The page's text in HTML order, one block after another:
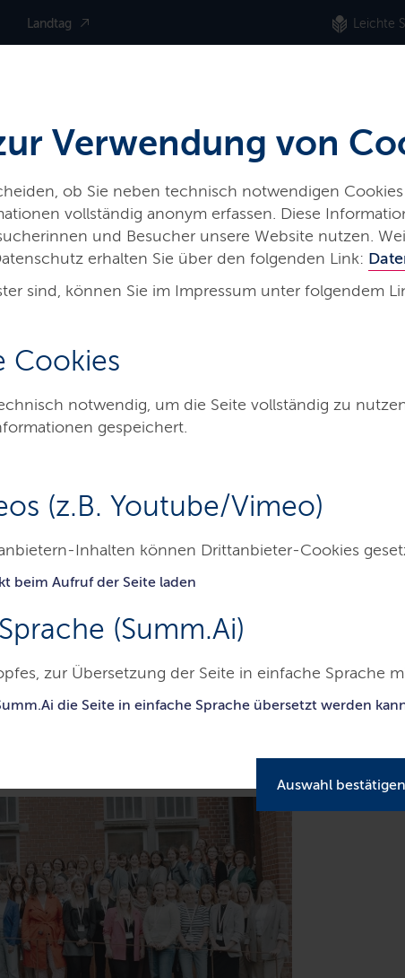
Verwendung von
ob Sie neben technisch notwendigen Cookies
vollständig anonym erfassen. Diese
und Besucher unsere Website nutzen.
erhalten Sie über den folgenden Link:
sind, können Sie im Impressum unter folgendem
Cookies
notwendig, um die Seite vollständig zu
gespeichert.
(z.B. Youtube/Vimeo)
Inhalten können Drittanbieter-Cookies
beim Aufruf der Seite laden
(Summ.Ai)
zur Übersetzung der Seite in einfache Sprache
die Seite in einfache Sprache übersetzt werden
Auswahl bestätigen
Landtag Leichte
Land & Leute Presse
Women in Digital Areas“
„WIDA - Women in
haben erneut die Chance, am
Zukunft mitzugestalten. Die